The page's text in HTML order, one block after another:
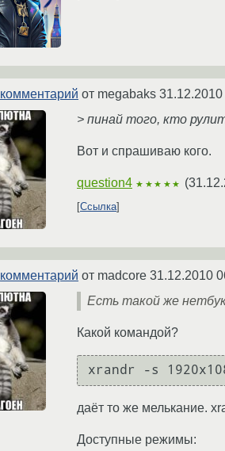
комментарий от megabaks
> пинай того, кто
Вот и спрашиваю кого.
question4 ★★★★★ (
Ссылка
комментарий от madcore 31.12.2010
Есть такой же
Какой командой?
xrandr -s
даёт то же мелькание.
Доступные режимы: